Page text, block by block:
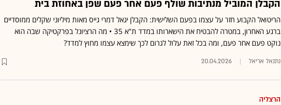
הקבלן המוביל מנתיבות שולף פעם אחר פעם שפן באחוזת בית
הריטואל הקבוע חזר על עצמו בפעם השלישית: הקבלן יגאל דמרי גייס מאות מיליוני שקלים ממוסדיים
ברגע האחרון, במטרה להבטיח את הישארותו במדד ת"א 35 • מה הרציונל בפרקטיקה שבה הוא
נוקט פעם אחר פעם, ומה בכל זאת עלול לגרום לכך שימצא עצמו מחוץ למדד?
נתנאל אריאל 20.04.2026
הרצליה